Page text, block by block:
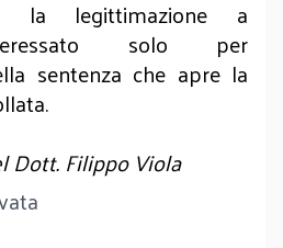
la legittimazione a
solo per
sentenza che apre la
Dott. Filippo Viola